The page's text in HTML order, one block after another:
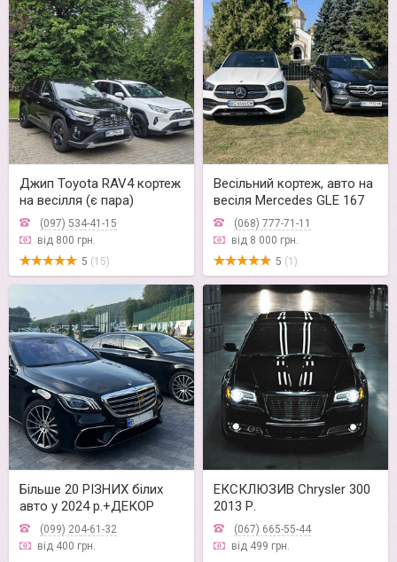
Джип Toyota RAV4 кортеж
на весілля (є пара)
(097) 534-41-15
від 800 грн.
5 (15)
Весільний кортеж, авто на
весіля Mercedes GLE 167
(068) 777-71-11
від 8 000 грн.
5 (1)
Більше 20 РІЗНИХ білих
авто у 2024 р.+ДЕКОР
(099) 204-61-32
від 400 грн.
ЕКСКЛЮЗИВ Chrysler 300
2013 Р.
(067) 665-55-44
від 499 грн.